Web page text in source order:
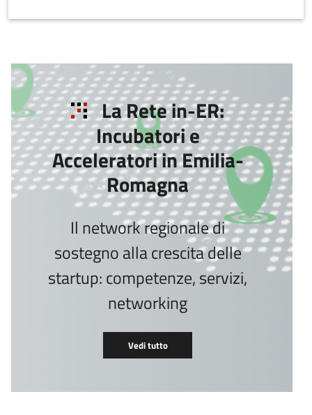
La Rete in-ER:
Incubatori e
Acceleratori in Emilia-
Romagna
Il network regionale di
sostegno alla crescita delle
startup: competenze, servizi,
networking
Vedi tutto